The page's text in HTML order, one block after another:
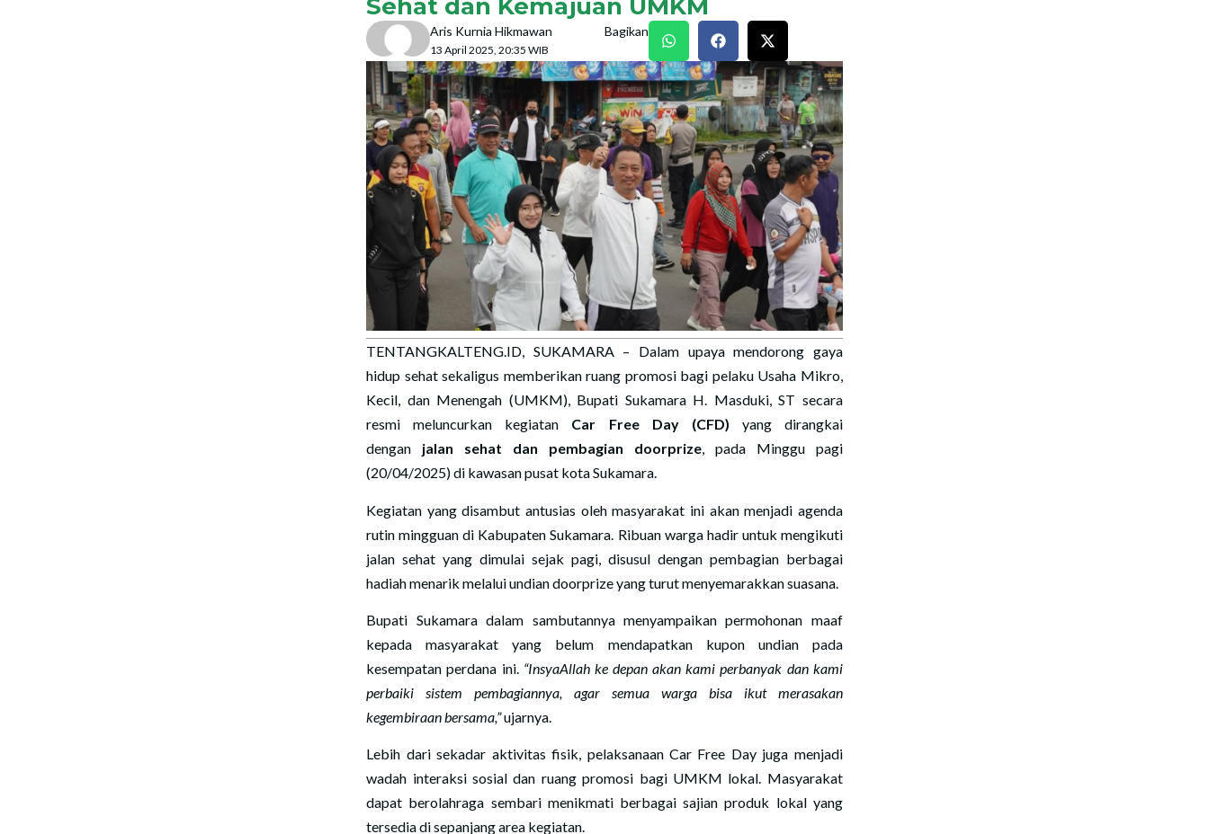
Sehat dan Kemajuan UMKM
Aris Kurnia Hikmawan
13 April 2025, 20:35 WIB
Bagikan
TENTANGKALTENG.ID, SUKAMARA – Dalam upaya mendorong gaya
hidup sehat sekaligus memberikan ruang promosi bagi pelaku Usaha Mikro,
Kecil, dan Menengah (UMKM), Bupati Sukamara H. Masduki, ST secara
resmi meluncurkan kegiatan Car Free Day (CFD) yang dirangkai
dengan jalan sehat dan pembagian doorprize, pada Minggu pagi
(20/04/2025) di kawasan pusat kota Sukamara.
Kegiatan yang disambut antusias oleh masyarakat ini akan menjadi agenda
rutin mingguan di Kabupaten Sukamara. Ribuan warga hadir untuk mengikuti
jalan sehat yang dimulai sejak pagi, disusul dengan pembagian berbagai
hadiah menarik melalui undian doorprize yang turut menyemarakkan suasana.
Bupati Sukamara dalam sambutannya menyampaikan permohonan maaf
kepada masyarakat yang belum mendapatkan kupon undian pada
kesempatan perdana ini. “InsyaAllah ke depan akan kami perbanyak dan kami
perbaiki sistem pembagiannya, agar semua warga bisa ikut merasakan
kegembiraan bersama,”ujarnya.
Lebih dari sekadar aktivitas fisik, pelaksanaan Car Free Day juga menjadi
wadah interaksi sosial dan ruang promosi bagi UMKM lokal. Masyarakat
dapat berolahraga sembari menikmati berbagai sajian produk lokal yang
tersedia di sepanjang area kegiatan.